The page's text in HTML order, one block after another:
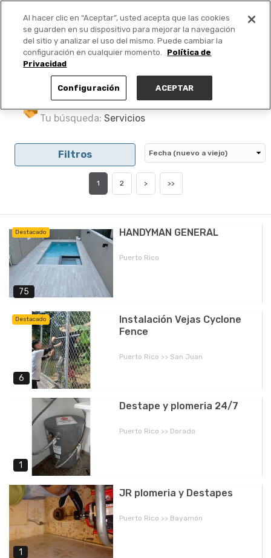
PUBLICA GRATIS +
Tu búsqueda: Servicios
Filtros
1 2 > >>
Destacado
75
HANDYMAN GENERAL
Puerto Rico
Destacado
6
Instalación Vejas Cyclone
Fence
Puerto Rico >> San Juan
1
Destape y plomeria 24/7
Puerto Rico >> Dorado
1
JR plomeria y Destapes
Puerto Rico >> Bayamón
Al hacer clic en “Aceptar”, usted acepta que las cookies
se guarden en su dispositivo para mejorar la navegación
del sitio y analizar el uso del mismo. Puede cambiar la
configuración en cualquier momento.
Política de
Privacidad
Configuración ACEPTAR